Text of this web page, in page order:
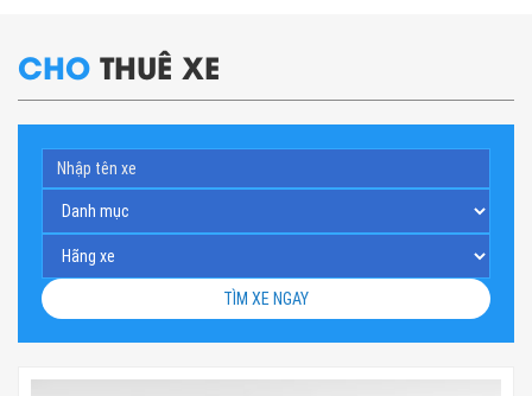
CHO THUÊ XE
TÌM XE NGAY